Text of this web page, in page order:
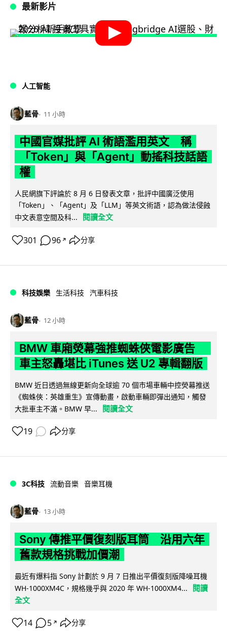
最新影片
人工智能
藍骨 11 小時
中國官媒批評 AI 術語濫用英文 稱
「Token」與「Agent」動搖科技話語
權
人民網旗下評論於 8 月 6 日發表文章，批評中國廣泛使用
「Token」、「Agent」及「LLM」等英文術語，認為做法侵蝕
中文表意空間及科...
閱讀全文
301 96 ↗ 分享
科技娛樂 生活科技 汽車科技
藍骨 12 小時
BMW 車廂熒幕強推蜘蛛俠電影廣告
車主怒轟堪比 iTunes 送 U2 專輯翻版
BMW 近日透過無線更新向全球逾 70 個市場車輛中控熒幕推送
《蜘蛛俠：英雄重生》宣傳動畫，啟動車輛即彈出通知，觸發
大批車主不滿。BMW 早...
閱讀全文
19 分享
3C科技 流動音樂 音樂耳機
藍骨 13 小時
Sony 傳推平價復刻版耳筒 沿用六年
舊款規格挑戰加價潮
最近有爆料指 Sony 計劃於 9 月 7 日推出平價復刻版降噪耳機
WH-1000XM4C，規格幾乎與 2020 年 WH-1000XM4...
閱讀
全文
14 5 ↗ 分享